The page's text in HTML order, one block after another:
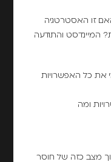
זו האסטרטגיה
המיינדסט והתודעה
את כל האפשרויות
ומה
מצב כזה של חוסר